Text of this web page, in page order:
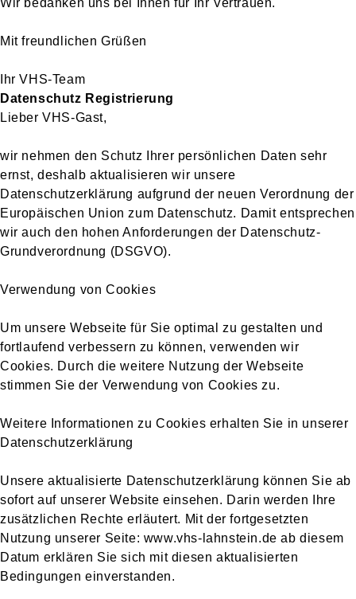
Wir bedanken uns bei Ihnen für Ihr Vertrauen.
Mit freundlichen Grüßen
Ihr VHS-Team
Datenschutz Registrierung
Lieber VHS-Gast,
wir nehmen den Schutz Ihrer persönlichen Daten sehr
ernst, deshalb aktualisieren wir unsere
Datenschutzerklärung aufgrund der neuen Verordnung der
Europäischen Union zum Datenschutz. Damit entsprechen
wir auch den hohen Anforderungen der Datenschutz-
Grundverordnung (DSGVO).
Verwendung von Cookies
Um unsere Webseite für Sie optimal zu gestalten und
fortlaufend verbessern zu können, verwenden wir
Cookies. Durch die weitere Nutzung der Webseite
stimmen Sie der Verwendung von Cookies zu.
Weitere Informationen zu Cookies erhalten Sie in unserer
Datenschutzerklärung
Unsere aktualisierte Datenschutzerklärung können Sie ab
sofort auf unserer Website einsehen. Darin werden Ihre
zusätzlichen Rechte erläutert. Mit der fortgesetzten
Nutzung unserer Seite: www.vhs-lahnstein.de ab diesem
Datum erklären Sie sich mit diesen aktualisierten
Bedingungen einverstanden.